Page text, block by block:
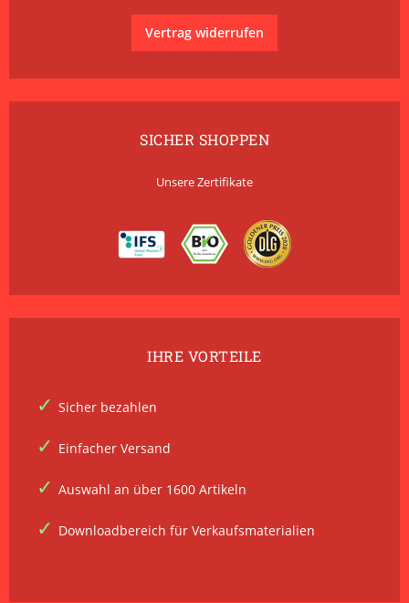
Vertrag widerrufen
SICHER SHOPPEN
Unsere Zertifikate
IHRE VORTEILE
Sicher bezahlen
Einfacher Versand
Auswahl an über 1600 Artikeln
Downloadbereich für Verkaufsmaterialien